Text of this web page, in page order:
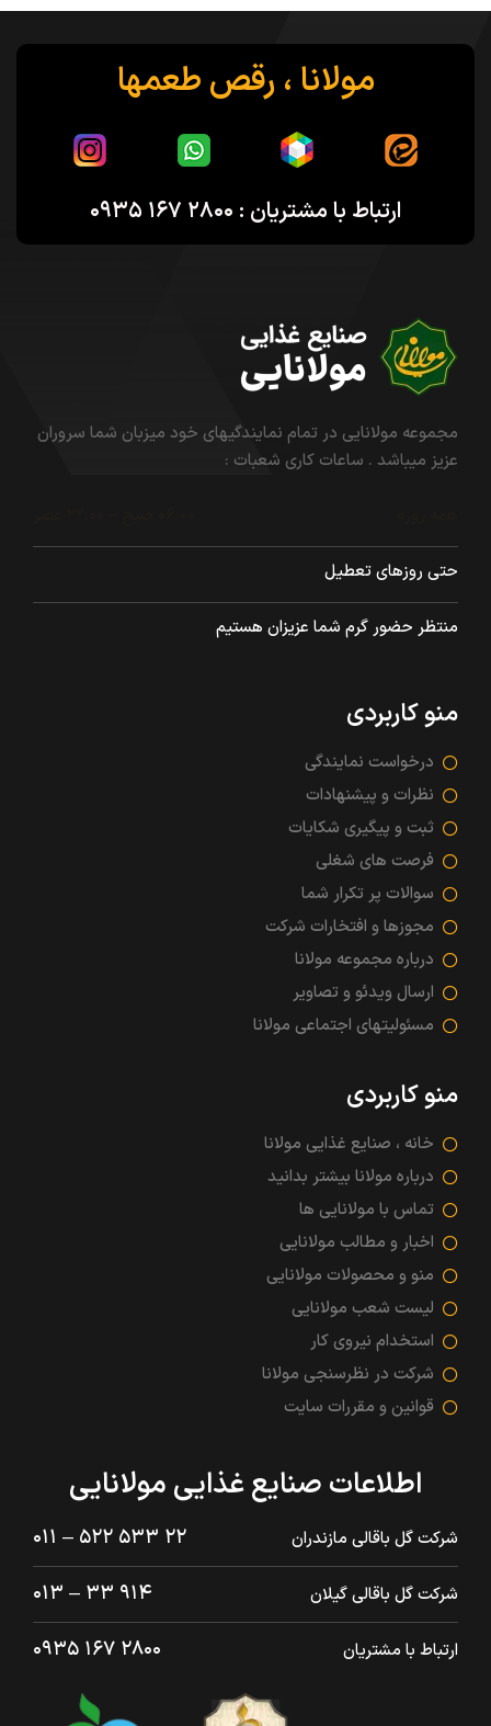
مولانا ، رقص طعمها
ارتباط با مشتریان : ۲۸۰۰ ۱۶۷ ۰۹۳۵
مجموعه مولانایی در تمام نمایندگیهای خود میزبان شما سروران
عزیز میباشد . ساعات کاری شعبات :
حتی روزهای تعطیل
منتظر حضور گرم شما عزیزان هستیم
منو کاربردی
درخواست نمایندگی
نظرات و پیشنهادات
ثبت و پیگیری شکایات
فرصت های شغلی
سوالات پر تکرار شما
مجوزها و افتخارات شرکت
درباره مجموعه مولانا
ارسال ویدئو و تصاویر
مسئولیتهای اجتماعی مولانا
منو کاربردی
خانه ، صنایع غذایی مولانا
درباره مولانا بیشتر بدانید
تماس با مولانایی ها
اخبار و مطالب مولانایی
منو و محصولات مولانایی
لیست شعب مولانایی
استخدام نیروی کار
شرکت در نظرسنجی مولانا
قوانین و مقررات سایت
اطلاعات صنایع غذایی مولانایی
شرکت گل باقالی مازندران ۲۲ ۵۳۳ ۵۲۲ – ۰۱۱
شرکت گل باقالی گیلان ۹۱۴ ۳۳ – ۰۱۳
ارتباط با مشتریان ۲۸۰۰ ۱۶۷ ۰۹۳۵